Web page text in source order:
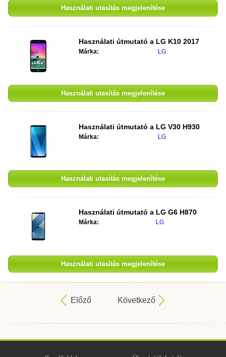
Használati utasítás megjelenítése
Használati útmutató a LG K10 2017
Márka: LG
Használati utasítás megjelenítése
Használati útmutató a LG V30 H930
Márka: LG
Használati utasítás megjelenítése
Használati útmutató a LG G6 H870
Márka: LG
Használati utasítás megjelenítése
Előző Következő